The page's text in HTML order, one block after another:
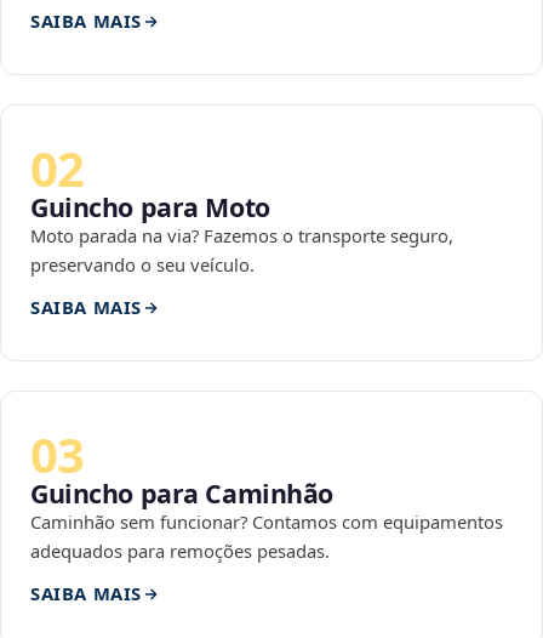
SAIBA MAIS
02
Guincho para Moto
Moto parada na via? Fazemos o transporte seguro,
preservando o seu veículo.
SAIBA MAIS
03
Guincho para Caminhão
Caminhão sem funcionar? Contamos com equipamentos
adequados para remoções pesadas.
SAIBA MAIS